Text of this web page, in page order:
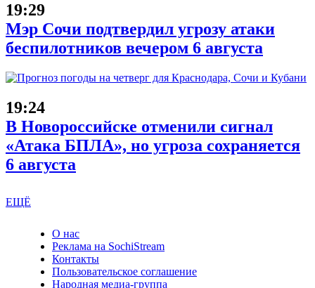
19:29
Мэр Сочи подтвердил угрозу атаки
беспилотников вечером 6 августа
19:24
В Новороссийске отменили сигнал
«Атака БПЛА», но угроза сохраняется
6 августа
ЕЩЁ
О нас
Реклама на SochiStream
Контакты
Пользовательское соглашение
Народная медиа-группа